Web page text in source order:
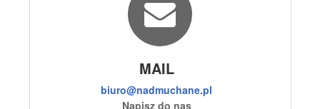
MAIL
biuro@nadmuchane.pl
Napisz do nas